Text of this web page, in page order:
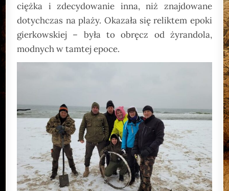
ciężka i zdecydowanie inna, niż znajdowane
dotychczas na plaży. Okazała się reliktem epoki
gierkowskiej – była to obręcz od żyrandola,
modnych w tamtej epoce.